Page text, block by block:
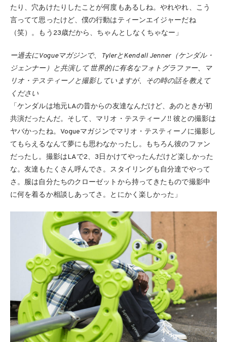
たり、穴あけたりしたことが何度もあるしね。やれやれ、こう
言ってて思ったけど、僕の行動はティーンエイジャーだね
（笑）。もう23歳だから、ちゃんとしなくちゃなー」
ー過去にVogueマガジンで、TylerとKendall Jenner（ケンダル・
ジェンナー）と共演して 世界的に有名なフォトグラファー、マ
リオ・テスティーノと撮影していますが、その時の話を教えて
ください
「ケンダルは地元LAの昔からの友達なんだけど、あのときが初
共演だったんだ。そして、マリオ・テスティーノ!! 彼との撮影は
ヤバかったね。Vogueマガジンでマリオ・テスティーノに撮影し
てもらえるなんて夢にも思わなかったし。もちろん彼のファン
だったし。撮影はLAで2、3日かけてやったんだけど楽しかった
な。友達もたくさん呼んでさ。スタイリングも自分達でやって
さ。服は自分たちのクローゼットから持ってきたもので撮影中
に何を着るか相談しあってさ。とにかく楽しかった」